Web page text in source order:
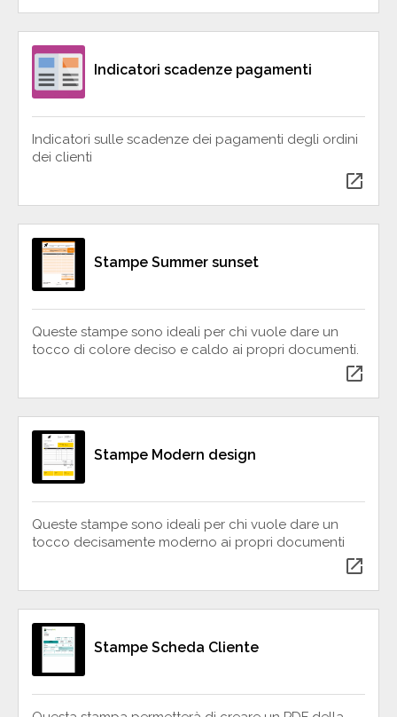
Indicatori scadenze pagamenti
Indicatori sulle scadenze dei pagamenti degli ordini
dei clienti
open_in_new
Stampe Summer sunset
Queste stampe sono ideali per chi vuole dare un
tocco di colore deciso e caldo ai propri documenti.
open_in_new
Stampe Modern design
Queste stampe sono ideali per chi vuole dare un
tocco decisamente moderno ai propri documenti
open_in_new
Stampe Scheda Cliente